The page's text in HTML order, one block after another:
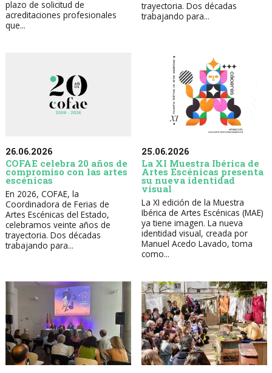
plazo de solicitud de
acreditaciones profesionales
que...
trayectoria. Dos décadas
trabajando para...
26.06.2026
COFAE celebra 20 años de
compromiso con las artes
escénicas
En 2026, COFAE, la
Coordinadora de Ferias de
Artes Escénicas del Estado,
celebramos veinte años de
trayectoria. Dos décadas
trabajando para...
25.06.2026
La XI Muestra Ibérica de
Artes Escénicas presenta
su nueva identidad
visual
La XI edición de la Muestra
Ibérica de Artes Escénicas (MAE)
ya tiene imagen. La nueva
identidad visual, creada por
Manuel Acedo Lavado, toma
como...